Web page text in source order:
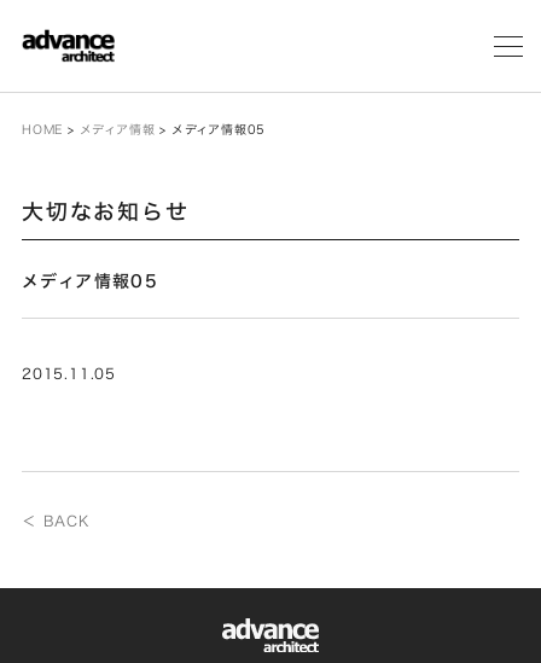
メ
HOME > メディア情報 > メディア情報05
大切なお知らせ
メディア情報05
2015.11.05
＜ BACK